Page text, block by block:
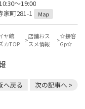
～19:00
家町281-1
Map
ヤ館
カTOP
店舗おス
スメ情報
☆接客
Gp☆
へ戻る 次の記事へ >